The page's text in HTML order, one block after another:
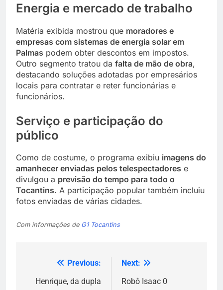
Energia e mercado de trabalho
Matéria exibida mostrou que moradores e
empresas com sistemas de energia solar em
Palmas podem obter descontos em impostos.
Outro segmento tratou da falta de mão de obra,
destacando soluções adotadas por empresários
locais para contratar e reter funcionárias e
funcionários.
Serviço e participação do
público
Como de costume, o programa exibiu imagens do
amanhecer enviadas pelos telespectadores e
divulgou a previsão do tempo para todo o
Tocantins. A participação popular também incluiu
fotos enviadas de várias cidades.
Com informações de G1 Tocantins
Navegação
de
Previous:
Henrique, da dupla
Next:
Robô Isaac 0